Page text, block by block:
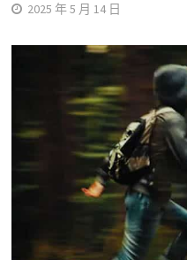
2025 年 5 月 14 日